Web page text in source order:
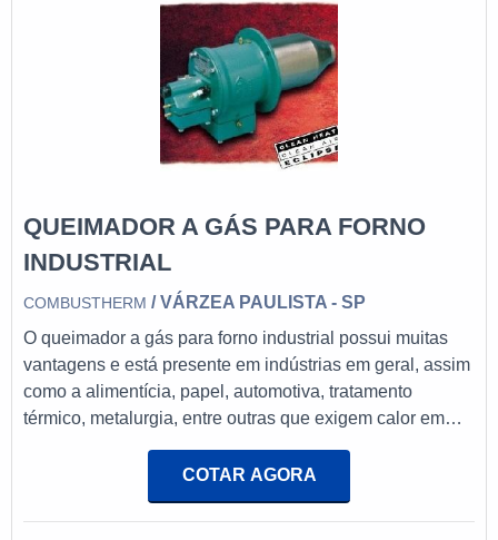
QUEIMADOR A GÁS PARA FORNO
INDUSTRIAL
COMBUSTHERM / VÁRZEA PAULISTA - SP
O queimador a gás para forno industrial possui muitas
vantagens e está presente em indústrias em geral, assim
como a alimentícia, papel, automotiva, tratamento
térmico, metalurgia, entre outras que exigem calor em
finalidade que exija a utilização de energia térmica, pois
através desse processo é que se dá a transformação da
composição química e física de alguns elementos.A
COTAR AGORA